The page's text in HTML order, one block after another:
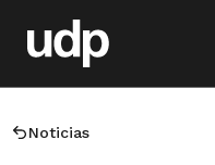
Noticias